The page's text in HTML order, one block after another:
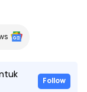
Follow